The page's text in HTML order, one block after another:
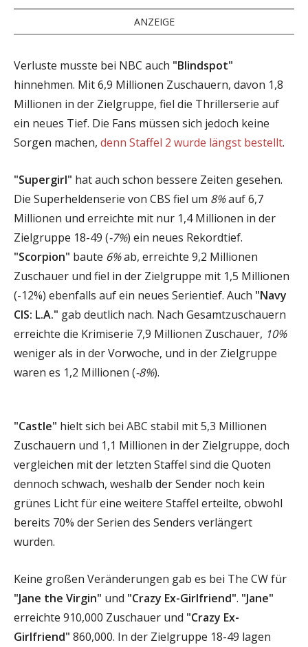
ANZEIGE
Verluste musste bei NBC auch "Blindspot"
hinnehmen. Mit 6,9 Millionen Zuschauern, davon 1,8
Millionen in der Zielgruppe, fiel die Thrillerserie auf
ein neues Tief. Die Fans müssen sich jedoch keine
Sorgen machen, denn Staffel 2 wurde längst bestellt.
"Supergirl" hat auch schon bessere Zeiten gesehen.
Die Superheldenserie von CBS fiel um 8%auf 6,7
Millionen und erreichte mit nur 1,4 Millionen in der
Zielgruppe 18-49 (-7%) ein neues Rekordtief.
"Scorpion" baute 6%ab, erreichte 9,2 Millionen
Zuschauer und fiel in der Zielgruppe mit 1,5 Millionen
(-12%) ebenfalls auf ein neues Serientief. Auch "Navy
CIS: L.A." gab deutlich nach. Nach Gesamtzuschauern
erreichte die Krimiserie 7,9 Millionen Zuschauer, 10%
weniger als in der Vorwoche, und in der Zielgruppe
waren es 1,2 Millionen (-8%).
"Castle" hielt sich bei ABC stabil mit 5,3 Millionen
Zuschauern und 1,1 Millionen in der Zielgruppe, doch
vergleichen mit der letzten Staffel sind die Quoten
dennoch schwach, weshalb der Sender noch kein
grünes Licht für eine weitere Staffel erteilte, obwohl
bereits 70% der Serien des Senders verlängert
wurden.
Keine großen Veränderungen gab es bei The CW für
"Jane the Virgin" und "Crazy Ex-Girlfriend". "Jane"
erreichte 910,000 Zuschauer und "Crazy Ex-
Girlfriend" 860,000. In der Zielgruppe 18-49 lagen